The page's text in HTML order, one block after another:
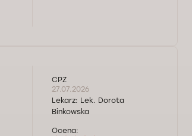
CPZ
27.07.2026
Lekarz: Lek. Dorota
Binkowska
Ocena: